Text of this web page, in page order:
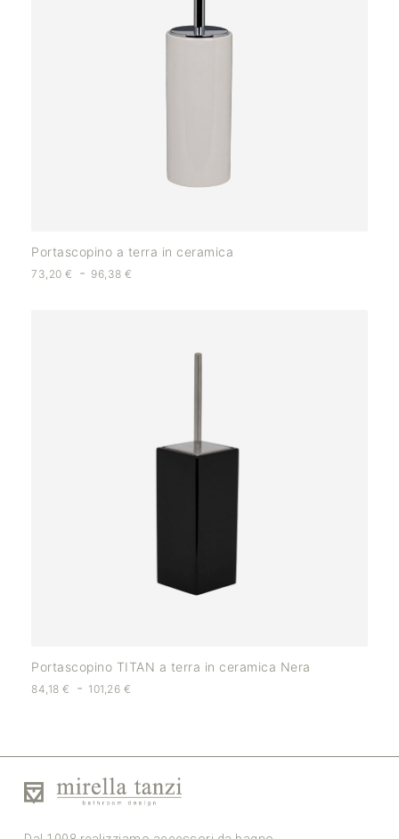
Portascopino a terra in ceramica
73,20 € - 96,38€
Portascopino TITAN a terra in ceramica Nera
84,18 € - 101,26 €